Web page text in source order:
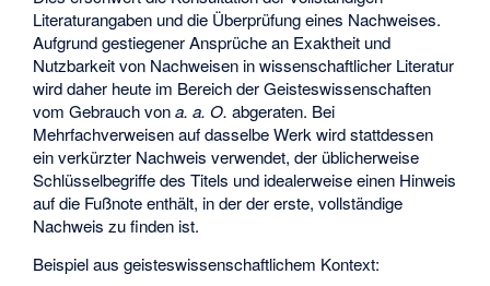
Literaturangaben und die Überprüfung eines Nachweises.
Aufgrund gestiegener Ansprüche an Exaktheit und
Nutzbarkeit von Nachweisen in wissenschaftlicher Literatur
wird daher heute im Bereich der Geisteswissenschaften
vom Gebrauch vona. a. O. abgeraten. Bei
Mehrfachverweisen auf dasselbe Werk wird stattdessen
ein verkürzter Nachweis verwendet, der üblicherweise
Schlüsselbegriffe des Titels und idealerweise einen Hinweis
auf die Fußnote enthält, in der der erste, vollständige
Nachweis zu finden ist.
Beispiel aus geisteswissenschaftlichem Kontext: